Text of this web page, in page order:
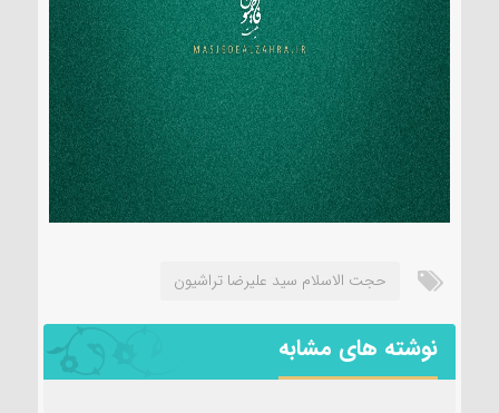
حجت الاسلام سید علیرضا تراشیون
نوشته های مشابه